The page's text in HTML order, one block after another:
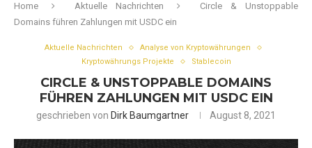
Home Aktuelle Nachrichten
Circle & Unstoppable
Domains führen Zahlungen mit USDC ein
Aktuelle Nachrichten
Analyse von Kryptowährungen
Kryptowährungs Projekte
Stablecoin
CIRCLE & UNSTOPPABLE DOMAINS
FÜHREN ZAHLUNGEN MIT USDC EIN
geschrieben von Dirk Baumgartner August 8, 2021